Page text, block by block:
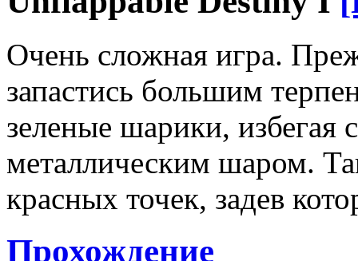
Очень сложная игра.
запастись большим
зеленые шарики, избегая
металлическим шаром.
красных точек, задев
Прохождение